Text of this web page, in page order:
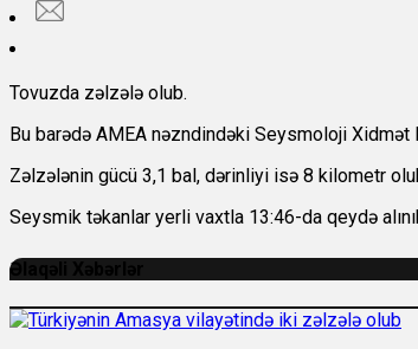
Tovuzda zəlzələ olub.
Bu barədə AMEA nəzndindəki Seysmoloji
Zəlzələnin gücü 3,1 bal, dərinliyi isə 8 kilometr
Seysmik təkanlar yerli vaxtla 13:46-da qeydə
Əlaqəli Xəbərlər